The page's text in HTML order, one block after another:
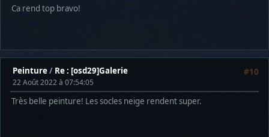
Ca rend top bravo!
#10
Peinture/ Re : [osd29]Galerie
22 Août 2022 à 07:54:05
Très belle peinture! Les socles neige rendent super.